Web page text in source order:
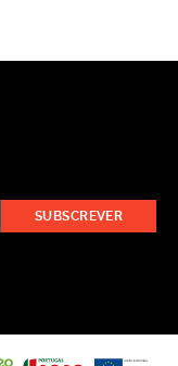
SUBSCREVER